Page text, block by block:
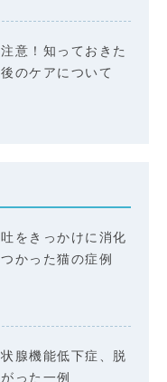
意！知っておきた
のケアについて
をきっかけに消化
かった猫の症例
腺機能低下症、脱
った一例